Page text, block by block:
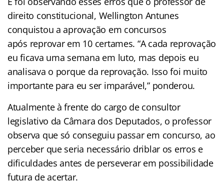
direito constitucional, Wellington Antunes
conquistou a aprovação em concursos
após reprovar em 10 certames. “A cada reprovação
eu ficava uma semana em luto, mas depois eu
analisava o porque da reprovação. Isso foi muito
importante para eu ser imparável,” ponderou.
Atualmente à frente do cargo de consultor
legislativo da Câmara dos Deputados, o professor
observa que só conseguiu passar em concurso, ao
perceber que seria necessário driblar os erros e
dificuldades antes de perseverar em possibilidade
futura de acertar.